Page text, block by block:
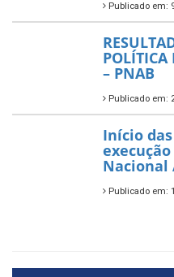
Publicado em:
– PNAB
Publicado em:
Início
Nacional
Publicado em: